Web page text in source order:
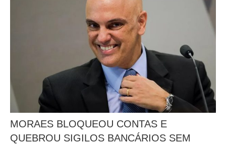
MORAES BLOQUEOU CONTAS E
QUEBROU SIGILOS BANCÁRIOS SEM